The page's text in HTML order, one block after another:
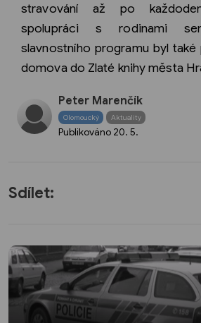
stravování až po
spolupráci s rodinami
slavnostního programu byl
domova do Zlaté knihy města
Peter Marenčík
Olomoucký Aktuality
Publikováno 20. 5.
Sdílet: